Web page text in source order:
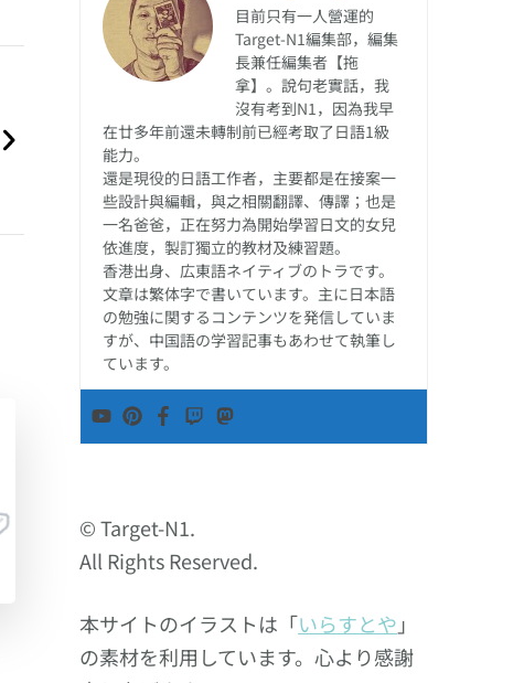
目前只有一人營運的
Target-N1編集部，編集
長兼任編集者【拖
拿】。說句老實話，我
沒有考到N1，因為我早
在廿多年前還未轉制前已經考取了日語1級
能力。
還是現役的日語工作者，主要都是在接案一
些設計與編輯，與之相關翻譯、傳譯；也是
一名爸爸，正在努力為開始學習日文的女兒
依進度，製訂獨立的教材及練習題。
香港出身、広東語ネイティブのトラです。
文章は繁体字で書いています。主に日本語
の勉強に関するコンテンツを発信していま
すが、中国語の学習記事もあわせて執筆し
ています。
© Target-N1.
All Rights Reserved.
本サイトのイラストは「いらすとや 」
の素材を利用しています。心より感謝